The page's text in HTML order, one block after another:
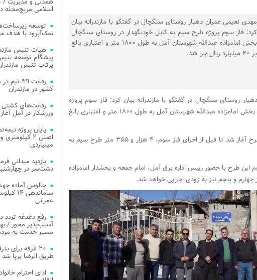
مهدی نعیمی عمران دهیار روستای سنگچال در گفتگو با مازندرانه بیان
کرد: فاز سوم پروژه طرح سیم به کابل خودنگهدار در روستای سنگچال
بخش امامزاده عبدالله شهرستان آمل به طول ۱۸۰۰ متر و اعتباری بالغ
بر ۲۰ میلیارد ریال جرا شد.
سنگچال در گفتگو با مازندرانه بیان کرد: فاز سوم پروژه
طرح سیم به کابل خودنگهدار در روستای سنگچال بخش امامزاده عبدالله شهرستان آمل به طول ۱۸۰۰ متر و اعتباری بالغ
وی افزود : از سال ۱۴۰۱ که عملیات اجرایی این طرح آغاز شد تا قبل از اجرای فاز سوم، ۴ هزار و ۳۵۵ متر طرح سیم به
طرح با حضور رییس اداره برق آمل، امام جمعه و بخشدار امامزاده
چهارم و پنجم نیز به زودی اجرایی خواهد شد.
اسلامی مریج‌محله
توسعه
نمک‌آبرود با هدف
هیات تنیس
پیشگام توسعه
پرتاب تنیس
کشور در مازندران
ورزشکار در آمل
میلیاردی
دشت‌سر در
چالوس آماده
عمرانی
رفع دغدغه تردد
آسیب‌پذیر محور /
مسیر خدمت به
۲۰ غرفه برای
طریق الرضا برپا شد
ادای احترام